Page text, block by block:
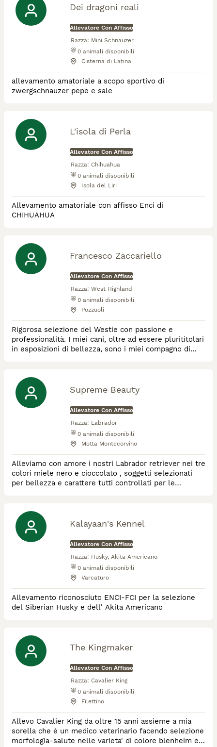
Dei dragoni reali
Allevatore Con Affisso
Razza: Mini Schnauzer
0 animali disponibili
Cisterna di Latina
allevamento amatoriale a scopo sportivo di
zwergschnauzer pepe e sale
L'isola di Perla
Allevatore Con Affisso
Razza: Chihuahua
0 animali disponibili
Isola del Liri
Allevamento amatoriale con affisso Enci di
CHIHUAHUA
Francesco Zaccariello
Allevatore Con Affisso
Razza: West Highland
0 animali disponibili
Pozzuoli
Rigorosa selezione del Westie con passione e
professionalità. I miei cani, oltre ad essere plurititolari
in esposizioni di bellezza, sono i miei compagno di
Supreme Beauty
Allevatore Con Affisso
Razza: Labrador
0 animali disponibili
Motta Montecorvino
Alleviamo con amore i nostri Labrador retriever nei tre
colori miele nero e cioccolato , soggetti selezionati
per bellezza e carattere tutti controllati per le
Kalayaan's Kennel
Allevatore Con Affisso
Razza: Husky, Akita Americano
0 animali disponibili
Varcaturo
Allevamento riconosciuto ENCI-FCI per la selezione
del Siberian Husky e dell' Akita Americano
The Kingmaker
Allevatore Con Affisso
Razza: Cavalier King
0 animali disponibili
Filettino
Allevo Cavalier King da oltre 15 anni assieme a mia
sorella che è un medico veterinario facendo selezione
morfologia-salute nelle varieta' di colore blenheim e